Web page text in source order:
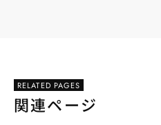
RELATED PAGES
関連ページ